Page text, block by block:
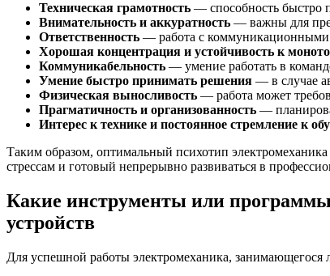
Техническая грамотность — способность быстро
Внимательность и аккуратность — важны для
Ответственность — работа с коммуникационными
Хорошая концентрация и устойчивость к
Коммуникабельность — умение работать в
Умение быстро принимать решения — в случае
Физическая выносливость — работа может
Прагматичность и организованность —
Интерес к технике и постоянное стремление к
Таким образом, оптимальный психотип
стрессам и готовый непрерывно развиваться в
Какие инструменты или
устройств
Для успешной работы электромеханика,